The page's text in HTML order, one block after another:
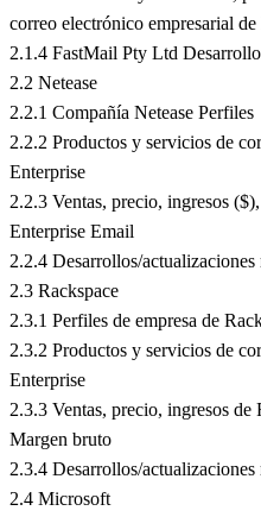
correo electrónico empresarial
2.1.4 FastMail Pty Ltd
2.2 Netease
2.2.1 Compañía Netease Perfiles
2.2.2 Productos y servicios de
Enterprise
2.2.3 Ventas, precio, ingresos
Enterprise Email
2.2.4 Desarrollos/actualizaciones
2.3 Rackspace
2.3.1 Perfiles de empresa de
2.3.2 Productos y servicios de
Enterprise
2.3.3 Ventas, precio, ingresos de
Margen bruto
2.3.4 Desarrollos/actualizaciones
2.4 Microsoft